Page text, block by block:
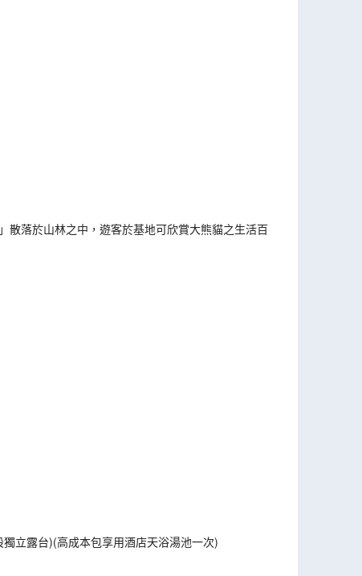
散落於山林之中，遊客於基地可欣賞大熊貓之生活百
立露台)(高成本包享用酒店天浴湯池一次)